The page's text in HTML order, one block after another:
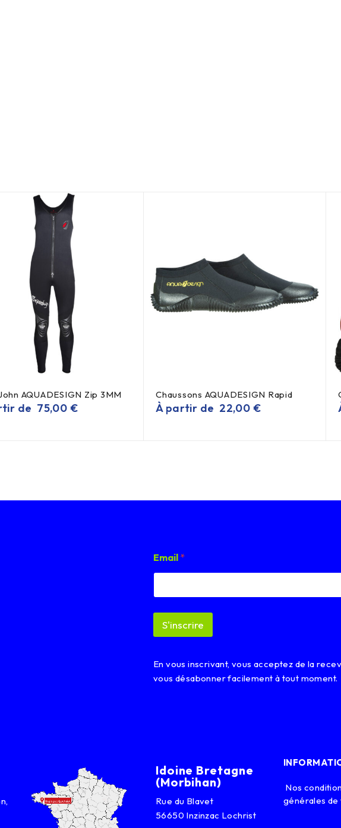
AQUADESIGN Zip 3MM
de 75,00 €
Chaussons AQUADESIGN Rapid
À partir de 22,00 €
m
a
l
*
Email *
S'inscrire
En vous inscrivant, vous acceptez de la
vous désabonner facilement à tout moment.
Idoine Bretagne
(Morbihan)
Rue du Blavet
56650 Inzinzac Lochrist
Nos
générales de